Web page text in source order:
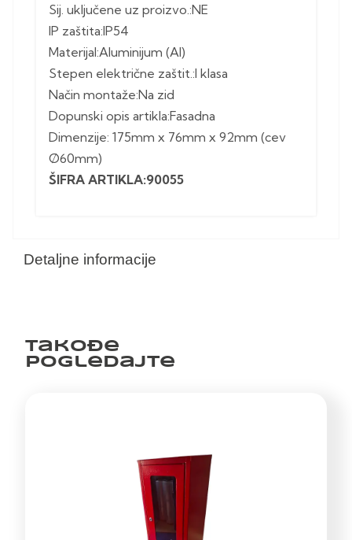
Detaljne informacije
Sij. uključene uz proizvo.:NE
IP zaštita:IP54
Materijal:Aluminijum (Al)
Stepen električne zaštit.:I klasa
Način montaže:Na zid
Dopunski opis artikla:Fasadna
Dimenzije: 175mm x 76mm x 92mm (cev
Ø60mm)
ŠIFRA ARTIKLA:90055
Takođe
pogledajte